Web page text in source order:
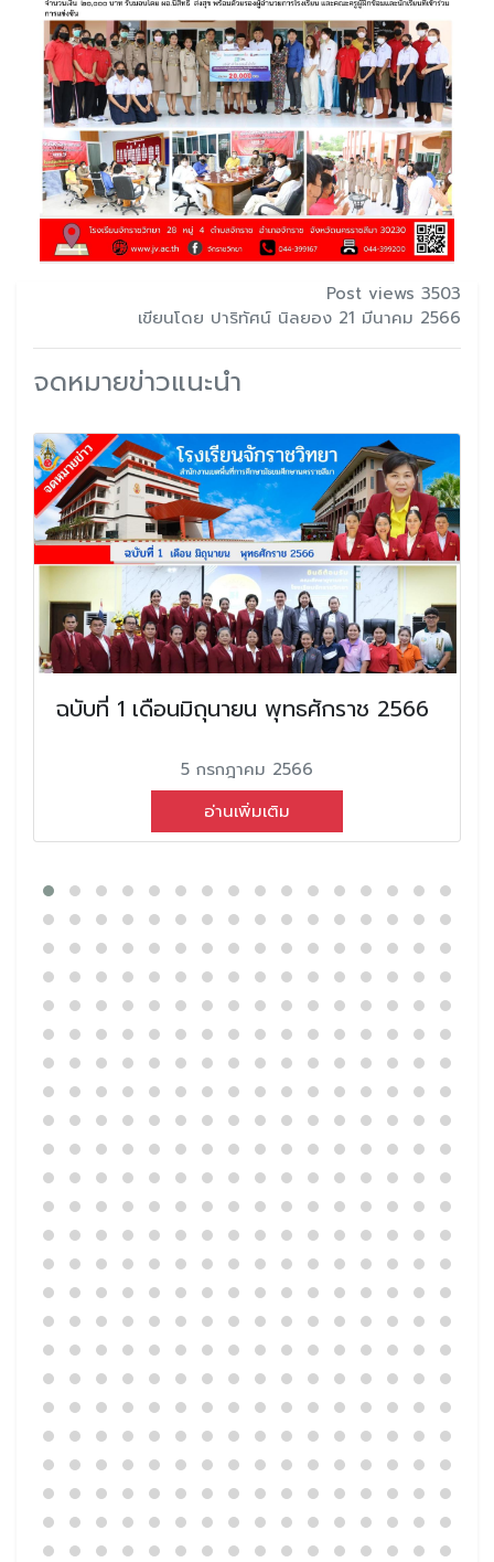
Post views 3503
เขียนโดย ปาริทัศน์ นิลยอง 21 มีนาคม 2566
จดหมายข่าวแนะนำ
ฉบับที่ 1 เดือนมิถุนายน พุทธศักราช 2566
5 กรกฎาคม 2566
อ่านเพิ่มเติม